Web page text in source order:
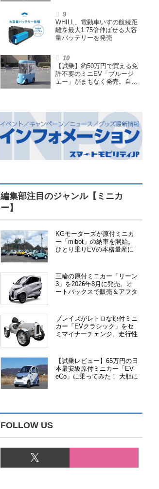
も言われる理由を探る
WHILL、電動車いすの航続距
離を最大1.75倍伸ばせる大容
量バッテリーを発売
【試乗】約50万円で買える免
許不要のミニEV「ブルージ
ェー」がまもなく発売。自転
編集部注目のジャンル【ミニカ
ー】
KGモーターズが原付ミニカ
ー「mibot」の納車を開始。
ひとり乗りEVの本格量産に
三輪の原付ミニカー「リーン
3」を2026年8月に発売。オ
ートバックスで販売＆アフタ
ブレイズがレトロな原付ミニ
カー「EVクラシック」をセ
ミマイナーチェンジ。走行性
【試乗レビュー】65万円の日
本最安級原付ミニカー「EV-
eCo」に乗ってみた！ 大胆に
FOLLOW US